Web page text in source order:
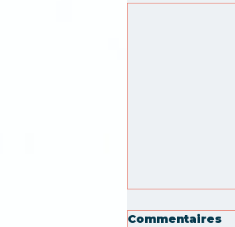
Commentaires